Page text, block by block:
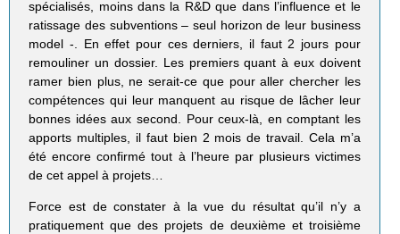
spécialisés, moins dans la R&D que dans l’influence et le
ratissage des subventions – seul horizon de leur business
model -. En effet pour ces derniers, il faut 2 jours pour
remouliner un dossier. Les premiers quant à eux doivent
ramer bien plus, ne serait-ce que pour aller chercher les
compétences qui leur manquent au risque de lâcher leur
bonnes idées aux second. Pour ceux-là, en comptant les
apports multiples, il faut bien 2 mois de travail. Cela m’a
été encore confirmé tout à l’heure par plusieurs victimes
de cet appel à projets…
Force est de constater à la vue du résultat qu’il n’y a
pratiquement que des projets de deuxième et troisième